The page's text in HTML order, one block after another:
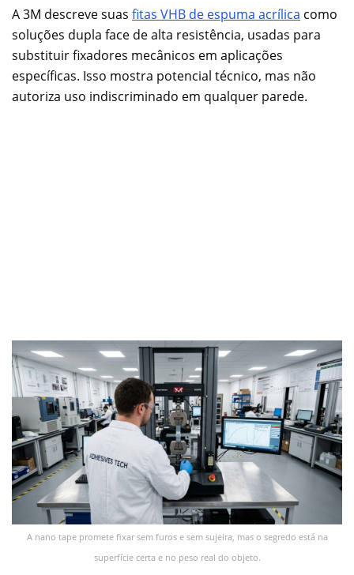
A 3M descreve suas fitas VHB de espuma acrílica como
soluções dupla face de alta resistência, usadas para
substituir fixadores mecânicos em aplicações
específicas. Isso mostra potencial técnico, mas não
autoriza uso indiscriminado em qualquer parede.
A nano tape promete fixar sem furos e sem sujeira, mas o segredo está na
superfície certa e no peso real do objeto.